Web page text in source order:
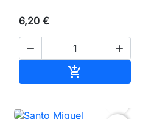
6,20 €
 
